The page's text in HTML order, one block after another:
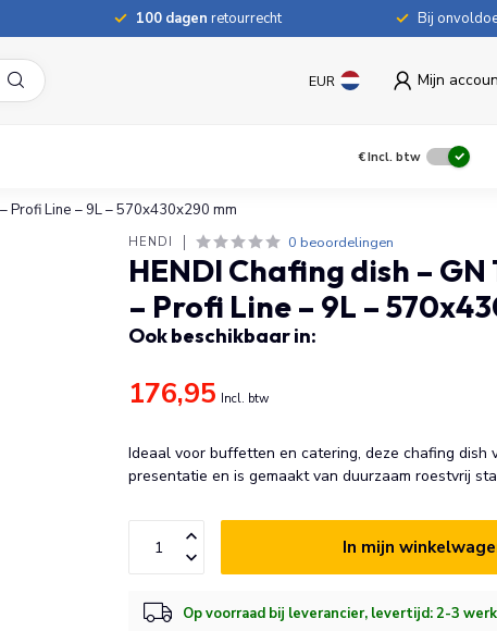
100 dagen retourrecht Bij
EUR Mijn
€Incl. btw
Profi Line – 9L – 570x430x290 mm
HENDI 0 beoordelingen
HENDI Chafing dish –
– Profi Line – 9L –
Ook beschikbaar in:
176,95 Incl. btw
Ideaal voor buffetten en catering, deze chafing dish
presentatie en is gemaakt van duurzaam roestvrij
In mijn
Op voorraad bij leverancier, levertijd: 2-3